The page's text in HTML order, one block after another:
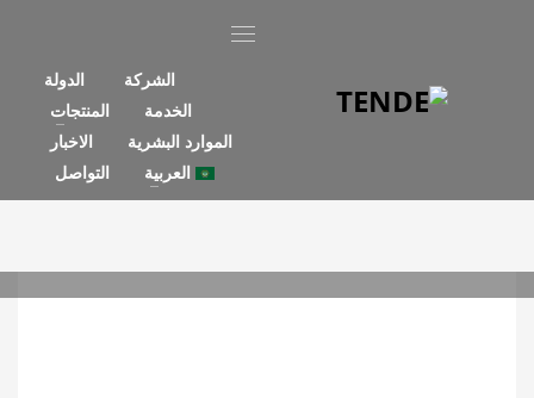
الدولة
الشركة
المنتجات
الخدمة
الاخبار
الموارد البشرية
التواصل
العربية